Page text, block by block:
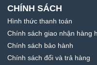
CHÍNH SÁCH
Hình thức thanh toán
Chính sách giao nhận hàng
Chính sách bảo hành
Chính sách đổi và trả hàng